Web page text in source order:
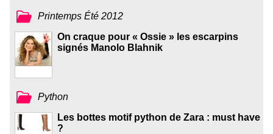
Printemps Été 2012
On craque pour « Ossie » les escarpins
signés Manolo Blahnik
Python
Les bottes motif python de Zara : must have
?